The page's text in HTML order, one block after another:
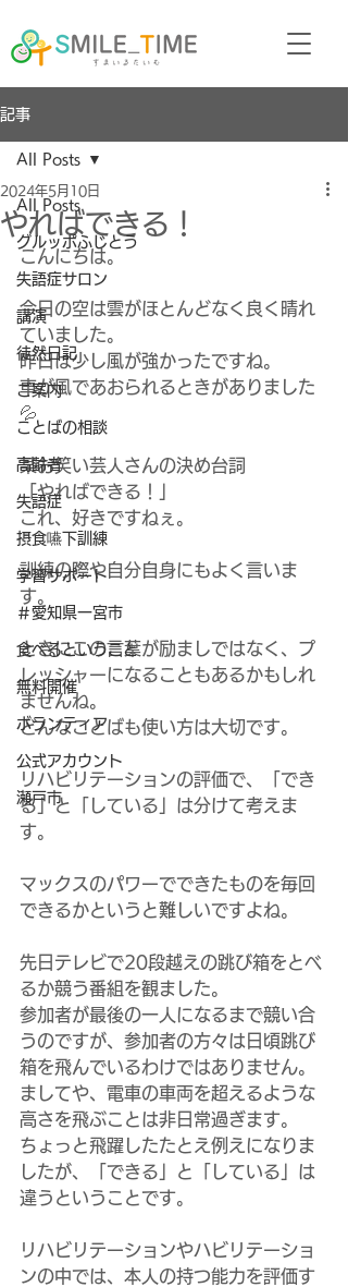
記事
All Posts
グルッポふじとう
失語症サロン
講演
徒然日記
ご案内
ことばの相談
高齢者
失語症
摂食嚥下訓練
学習サポート
＃愛知県一宮市
食べるということ
無料開催
ボランティア
公式アカウント
瀬戸市
All Posts
やればできる！
2024年5月10日
こんにちは。
今日の空は雲がほとんどなく良く晴れ
ていました。
昨日は少し風が強かったですね。
車が風であおられるときがありました
💦
某お笑い芸人さんの決め台詞
「やればできる！」
これ、好きですねぇ。
訓練の際や自分自身にもよく言いま
す。
ときにこの言葉が励ましではなく、プ
レッシャーになることもあるかもしれ
ませんね。
どんなことばも使い方は大切です。
リハビリテーションの評価で、「でき
る」と「している」は分けて考えま
す。
マックスのパワーでできたものを毎回
できるかというと難しいですよね。
先日テレビで20段越えの跳び箱をとべ
るか競う番組を観ました。
参加者が最後の一人になるまで競い合
うのですが、参加者の方々は日頃跳び
箱を飛んでいるわけではありません。
ましてや、電車の車両を超えるような
高さを飛ぶことは非日常過ぎます。
ちょっと飛躍したたとえ例えになりま
したが、「できる」と「している」は
違うということです。
リハビリテーションやハビリテーショ
ンの中では、本人の持つ能力を評価す